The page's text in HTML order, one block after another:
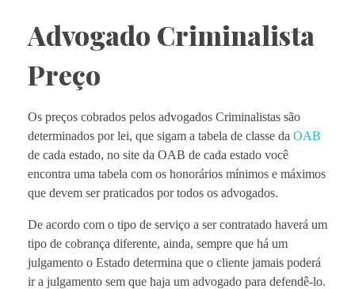
Advogado Criminalista
Preço
Os preços cobrados pelos advogados Criminalistas são
determinados por lei, que sigam a tabela de classe da OAB
de cada estado, no site da OAB de cada estado você
encontra uma tabela com os honorários mínimos e máximos
que devem ser praticados por todos os advogados.
De acordo com o tipo de serviço a ser contratado haverá um
tipo de cobrança diferente, ainda, sempre que há um
julgamento o Estado determina que o cliente jamais poderá
ir a julgamento sem que haja um advogado para defendê-lo.